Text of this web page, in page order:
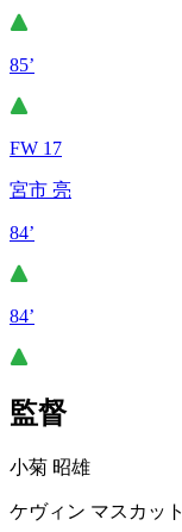
85’
FW 17
宮市 亮
84’
84’
監督
小菊 昭雄
ケヴィン マスカット